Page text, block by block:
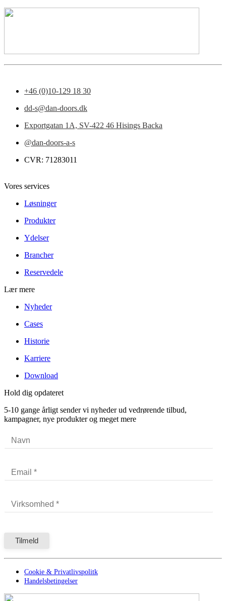
+46 (0)10-129 18 30
dd-s@dan-doors.dk
Exportgatan 1A, SV-422 46 Hisings Backa
@dan-doors-a-s
CVR: 71283011
Vores services
Løsninger
Produkter
Ydelser
Brancher
Reservedele
Lær mere
Nyheder
Cases
Historie
Karriere
Download
Hold dig opdateret
5-10 gange årligt sender vi nyheder ud vedrørende tilbud,
kampagner, nye produkter og meget mere
Cookie & Privatlivspolitk
Handelsbetingelser